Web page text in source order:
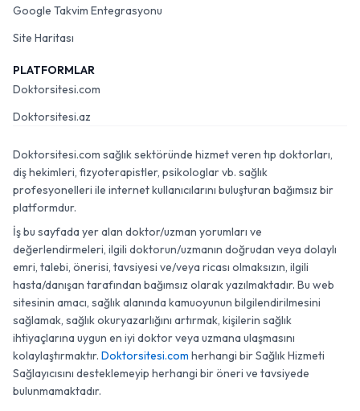
Google Takvim Entegrasyonu
Site Haritası
PLATFORMLAR
Doktorsitesi.com
Doktorsitesi.az
Doktorsitesi.com sağlık sektöründe hizmet veren tıp doktorları,
diş hekimleri, fizyoterapistler, psikologlar vb. sağlık
profesyonelleri ile internet kullanıcılarını buluşturan bağımsız bir
platformdur.
İş bu sayfada yer alan doktor/uzman yorumları ve
değerlendirmeleri, ilgili doktorun/uzmanın doğrudan veya dolaylı
emri, talebi, önerisi, tavsiyesi ve/veya ricası olmaksızın, ilgili
hasta/danışan tarafından bağımsız olarak yazılmaktadır. Bu web
sitesinin amacı, sağlık alanında kamuoyunun bilgilendirilmesini
sağlamak, sağlık okuryazarlığını artırmak, kişilerin sağlık
ihtiyaçlarına uygun en iyi doktor veya uzmana ulaşmasını
kolaylaştırmaktır. Doktorsitesi.com herhangi bir Sağlık Hizmeti
Sağlayıcısını desteklemeyip herhangi bir öneri ve tavsiyede
bulunmamaktadır.